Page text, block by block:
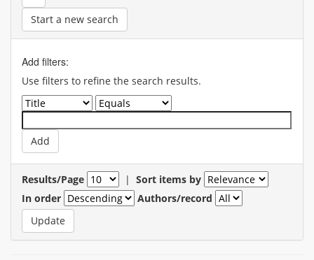
Start a new search
Add filters:
Use filters to refine the search results.
Results/Page | Sort items by
In order
Authors/record